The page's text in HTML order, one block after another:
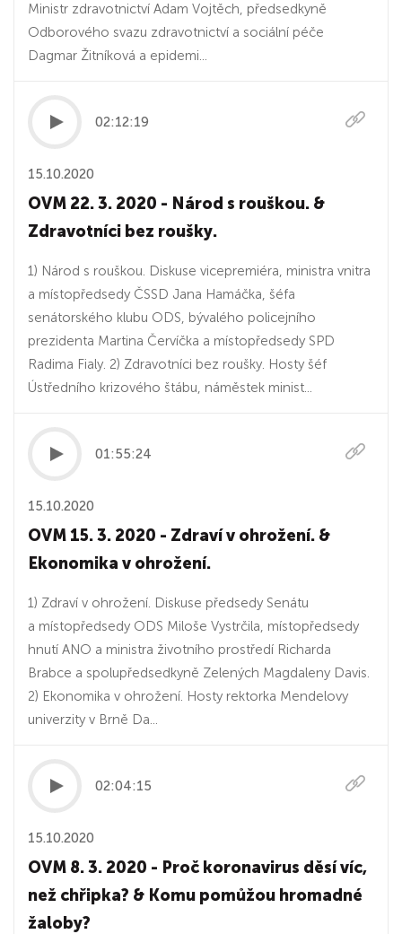
Ministr zdravotnictví Adam Vojtěch, předsedkyně
Odborového svazu zdravotnictví a sociální péče
Dagmar Žitníková a epidemi...
02:12:19
15.10.2020
OVM 22. 3. 2020 - Národ s rouškou. &
Zdravotníci bez roušky.
1) Národ s rouškou. Diskuse vicepremiéra, ministra vnitra
a místopředsedy ČSSD Jana Hamáčka, šéfa
senátorského klubu ODS, bývalého policejního
prezidenta Martina Červíčka a místopředsedy SPD
Radima Fialy. 2) Zdravotníci bez roušky. Hosty šéf
Ústředního krizového štábu, náměstek minist...
01:55:24
15.10.2020
OVM 15. 3. 2020 - Zdraví v ohrožení. &
Ekonomika v ohrožení.
1) Zdraví v ohrožení. Diskuse předsedy Senátu
a místopředsedy ODS Miloše Vystrčila, místopředsedy
hnutí ANO a ministra životního prostředí Richarda
Brabce a spolupředsedkyně Zelených Magdaleny Davis.
2) Ekonomika v ohrožení. Hosty rektorka Mendelovy
univerzity v Brně Da...
02:04:15
15.10.2020
OVM 8. 3. 2020 - Proč koronavirus děsí víc,
než chřipka? & Komu pomůžou hromadné
žaloby?